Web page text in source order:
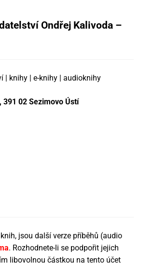
Ondřej Kalivoda –
| knihy | e-knihy | audioknihy
391 02 Sezimovo Ústí
jsou další verze příběhů (audio
. Rozhodnete-li se podpořit jejich
libovolnou částkou na tento účet